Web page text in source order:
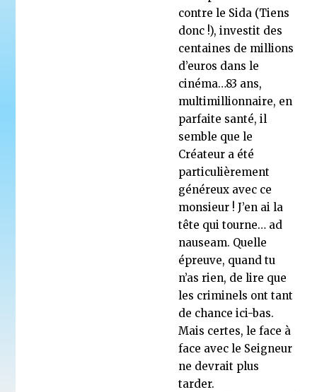
contre le Sida (Tiens
donc !), investit des
centaines de millions
d’euros dans le
cinéma…83 ans,
multimillionnaire, en
parfaite santé, il
semble que le
Créateur a été
particulièrement
généreux avec ce
monsieur ! J’en ai la
tête qui tourne… ad
nauseam. Quelle
épreuve, quand tu
n’as rien, de lire que
les criminels ont tant
de chance ici-bas.
Mais certes, le face à
face avec le Seigneur
ne devrait plus
tarder.